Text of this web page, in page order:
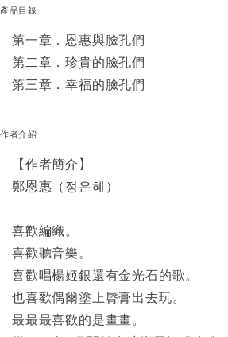
產品目錄
第一章．恩惠與臉孔們
第二章．珍貴的臉孔們
第三章．幸福的臉孔們
作者介紹
【作者簡介】
鄭恩惠（정은혜）
喜歡編織。
喜歡聽音樂。
喜歡唱楊姬銀還有金光石的歌。
也喜歡偶爾塗上脣膏出去玩。
最最最喜歡的是畫畫。